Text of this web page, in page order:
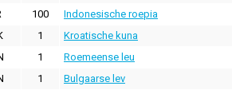
100 Indonesische roepia
1 Kroatische kuna
1 Roemeense leu
1 Bulgaarse lev